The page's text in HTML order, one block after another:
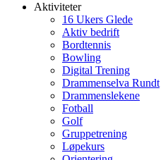
Aktiviteter
16 Ukers Glede
Aktiv bedrift
Bordtennis
Bowling
Digital Trening
Drammenselva Rundt
Drammenslekene
Fotball
Golf
Gruppetrening
Løpekurs